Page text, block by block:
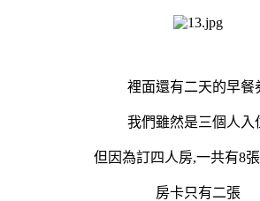
裡面還有二天的早餐
我們雖然是三個人入
但因為訂四人房,一共有8
房卡只有二張